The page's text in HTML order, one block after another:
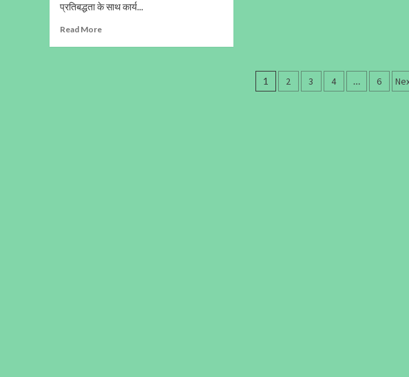
प्रतिबद्धता के साथ कार्य...
Read More
Posts
1 2 3 4 … 6